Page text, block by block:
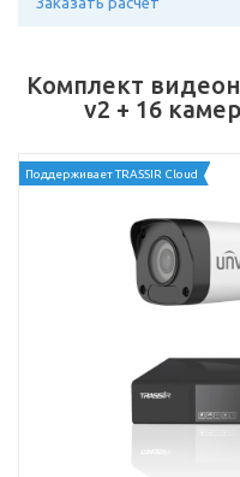
Комплект
v2 + 16
Поддерживает TRASSIR Cloud